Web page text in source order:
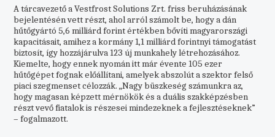
A tárcavezető a Vestfrost Solutions Zrt. friss beruházásának
bejelentésén vett részt, ahol arról számolt be, hogy a dán
hűtőgyártó 5,6 milliárd forint értékben bővíti magyarországi
kapacitásait, amihez a kormány 1,1 milliárd forintnyi támogatást
biztosít, így hozzájárulva 123 új munkahely létrehozásához.
Kiemelte, hogy ennek nyomán itt már évente 105 ezer
hűtőgépet fognak előállítani, amelyek abszolút a szektor felső
piaci szegmenset célozzák. „Nagy büszkeség számunkra az,
hogy magasan képzett mérnökök és a duális szakképzésben
részt vevő fiatalok is részesei mindezeknek a fejlesztéseknek”
– fogalmazott.